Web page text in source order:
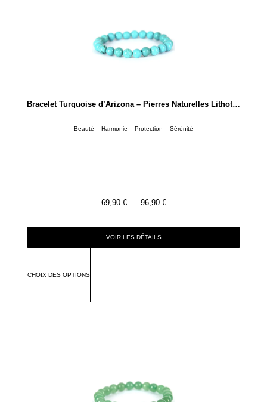
Bracelet Turquoise d’Arizona – Pierres Naturelles Lithothérapie
Beauté – Harmonie – Protection – Sérénité
69,90 € – 96,90 €
VOIR LES DÉTAILS
CHOIX DES OPTIONS